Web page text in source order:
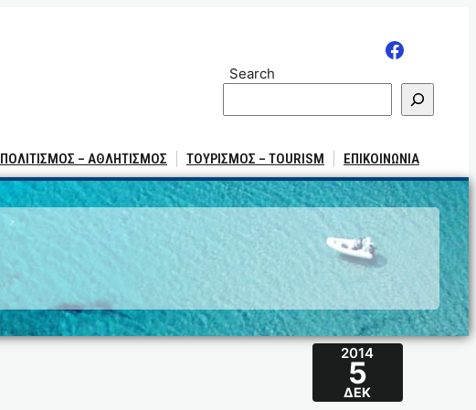
Search
ΠΟΛΙΤΙΣΜΟΣ – ΑΘΛΗΤΙΣΜΟΣ ΤΟΥΡΙΣΜΟΣ – TOURISM ΕΠΙΚΟΙΝΩΝΙΑ
2014
5
ΔΕΚ